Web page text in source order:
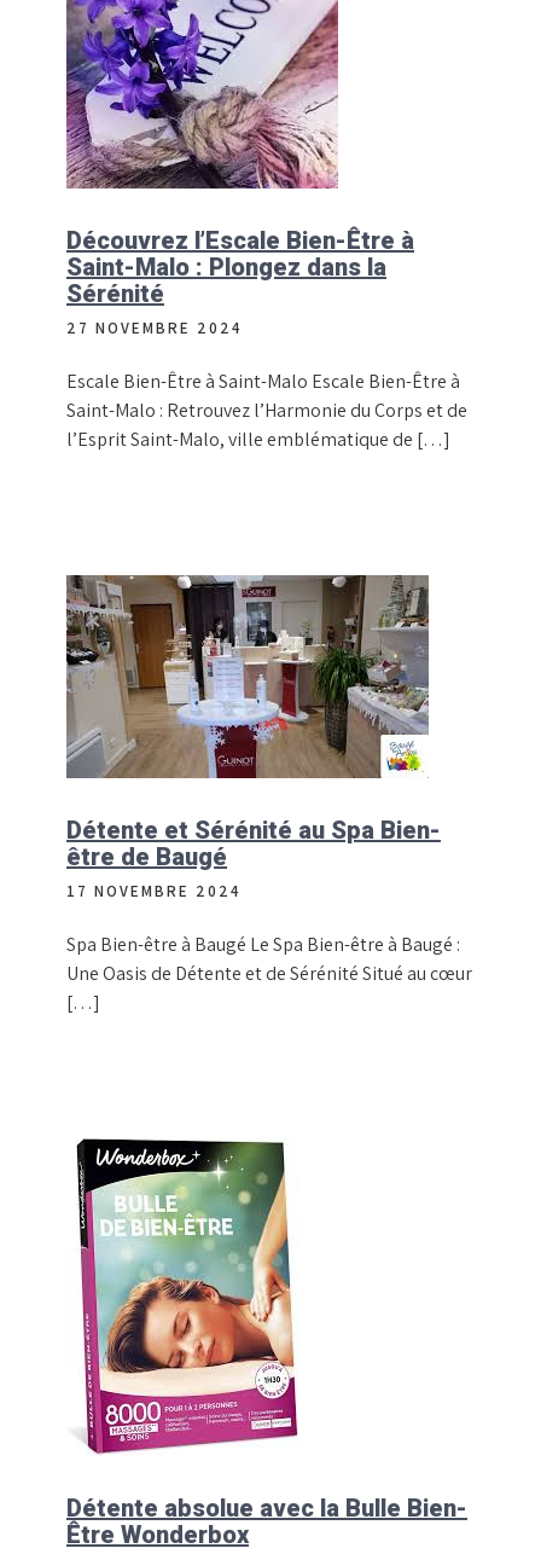
Découvrez l’Escale Bien-Être à
Saint-Malo : Plongez dans la
Sérénité
27 NOVEMBRE 2024
Escale Bien-Être à Saint-Malo Escale Bien-Être à
Saint-Malo : Retrouvez l’Harmonie du Corps et de
l’Esprit Saint-Malo, ville emblématique de […]
Détente et Sérénité au Spa Bien-
être de Baugé
17 NOVEMBRE 2024
Spa Bien-être à Baugé Le Spa Bien-être à Baugé :
Une Oasis de Détente et de Sérénité Situé au cœur
[…]
Détente absolue avec la Bulle Bien-
Être Wonderbox